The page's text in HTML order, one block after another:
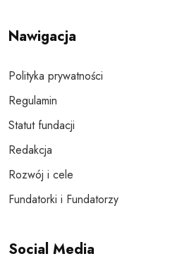
Nawigacja
Polityka prywatności
Regulamin
Statut fundacji
Redakcja
Rozwój i cele
Fundatorki i Fundatorzy
Social Media